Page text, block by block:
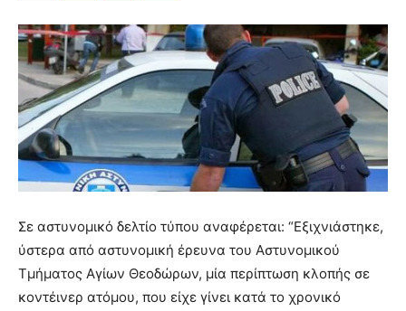
Σε αστυνομικό δελτίο τύπου αναφέρεται: “Εξιχνιάστηκε,
ύστερα από αστυνομική έρευνα του Αστυνομικού
Τμήματος Αγίων Θεοδώρων, μία περίπτωση κλοπής σε
κοντέινερ ατόμου, που είχε γίνει κατά το χρονικό